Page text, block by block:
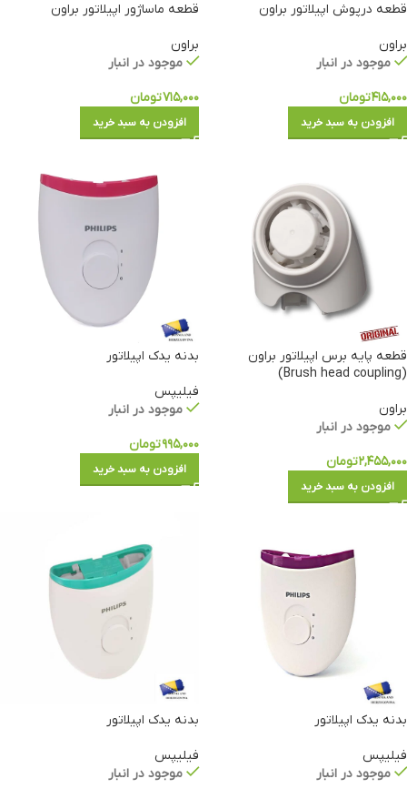
قطعه درپوش اپیلاتور براون
براون
موجود در انبار
۴۱۵,۰۰۰تومان
افزودن به سبد خرید
قطعه ماساژور اپیلاتور براون
براون
موجود در انبار
۷۱۵,۰۰۰تومان
افزودن به سبد خرید
قطعه پایه برس اپیلاتور براون
(Brush head coupling)
براون
موجود در انبار
۲,۴۵۵,۰۰۰تومان
افزودن به سبد خرید
بدنه یدک اپیلاتور
فیلیپس
موجود در انبار
۹۹۵,۰۰۰تومان
افزودن به سبد خرید
بدنه یدک اپیلاتور
فیلیپس
موجود در انبار
بدنه یدک اپیلاتور
فیلیپس
موجود در انبار